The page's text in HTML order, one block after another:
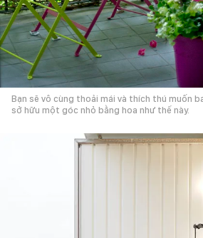
Bạn sẽ vô cùng thoải mái và thích thú muốn
sở hữu một góc nhỏ bằng hoa như thế này.